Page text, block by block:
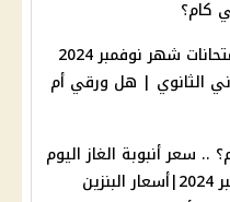
قواعد وضوابط امتحانات شهر نوفمبر 2024
الثانوي | هل ورقي أم
.. سعر أنبوبة الغاز اليوم
الخميس 14 نوفمبر 2024|أسعار البنزين